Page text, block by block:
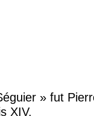
» fut
XIV.